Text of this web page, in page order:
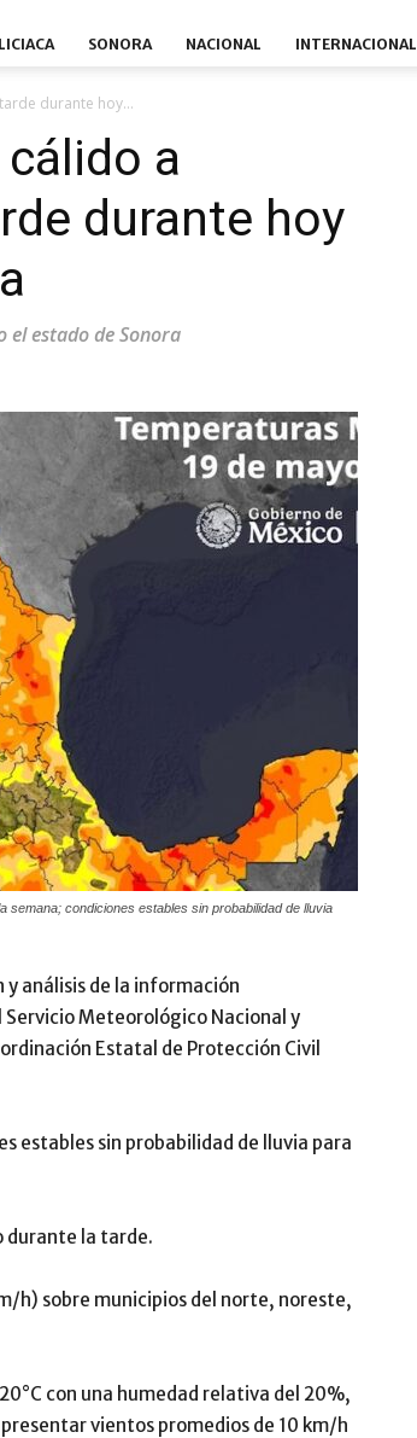
SONORA NACIONAL INTERNACIONAL
durante hoy...
a
durante hoy
el estado de Sonora
semana; condiciones estables sin probabilidad de lluvia
análisis de la información
Meteorológico Nacional y
Estatal de Protección Civil
estables sin probabilidad de lluvia para
durante la tarde.
h) sobre municipios del norte, noreste,
con una humedad relativa del 20%,
vientos promedios de 10 km/h